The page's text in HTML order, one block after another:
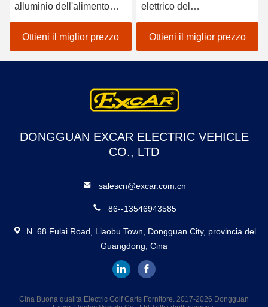
alluminio dell'alimento
con il CE dell'asse 3.7KW
dell'Italia Graziano
Ottieni il miglior prezzo
elettrico del
passeggero/carretto
elettrico dell'alimento con
le batterie del Trojan 48v
Ottieni il miglior prezzo
DONGGUAN EXCAR ELECTRIC VEHICLE
CO., LTD
salescn@excar.com.cn
86--13546943585
N. 68 Fulai Road, Liaobu Town, Dongguan City, provincia del
Guangdong, Cina
Cina Buona qualità Electric Golf Carts Fornitore. 2017-2026 Dongguan